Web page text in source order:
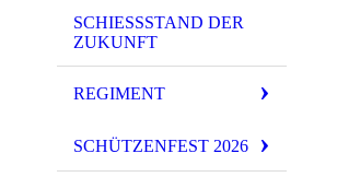
SCHIESSSTAND DER Z
UKUNFT
REGIMENT
SCHÜTZENFEST 2026